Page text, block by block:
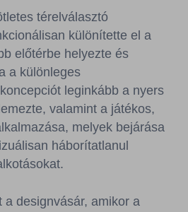
térelválasztó
különítette el a
előtérbe helyezte és
a különleges
leginkább a nyers
valamint a játékos,
melyek bejárása
háborítatlanul
a designvásár, amikor a